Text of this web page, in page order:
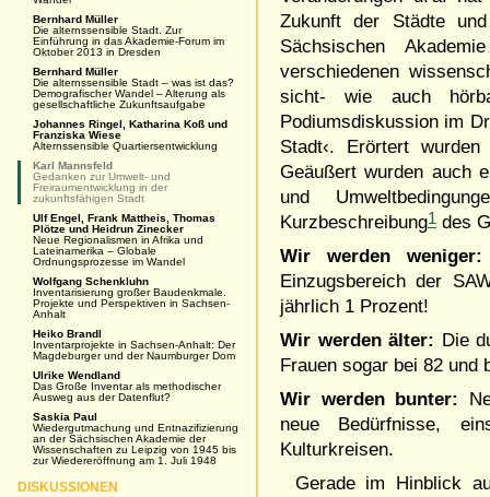
Zukunft der Städte
Sächsischen
verschiedenen
sicht- wie auch
Podiumsdiskussion im
Stadt‹. Erörtert
Geäußert wurden auch
und
Kurzbeschreibung1 des
Wir werden weniger:
Einzugsbereich der
jährlich 1 Prozent!
Wir werden älter: Die
Frauen sogar bei 82
Wir werden bunter:
neue Bedürfnisse,
Kulturkreisen.
Gerade im Hinblick
Bernhard Müller
Die alternssensible Stadt. Zur
Einführung in das Akademie-Forum im
Oktober 2013 in Dresden
Bernhard Müller
Die alternssensible Stadt – was ist das?
Demografischer Wandel – Alterung als
gesellschaftliche Zukunftsaufgabe
Johannes Ringel, Katharina Koß und
Franziska Wiese
Alternssensible Quartiersentwicklung
Karl Mannsfeld
Gedanken zur Umwelt- und
Freiraumentwicklung in der
zukunftsfähigen Stadt
Ulf Engel, Frank Mattheis, Thomas
Plötze und Heidrun Zinecker
Neue Regionalismen in Afrika und
Lateinamerika – Globale
Ordnungsprozesse im Wandel
Wolfgang Schenkluhn
Inventarisierung großer Baudenkmale.
Projekte und Perspektiven in Sachsen-
Anhalt
Heiko Brandl
Inventarprojekte in Sachsen-Anhalt: Der
Magdeburger und der Naumburger Dom
Ulrike Wendland
Das Große Inventar als methodischer
Ausweg aus der Datenflut?
Saskia Paul
Wiedergutmachung und Entnazifizierung
an der Sächsischen Akademie der
Wissenschaften zu Leipzig von 1945 bis
zur Wiedereröffnung am 1. Juli 1948
DISKUSSIONEN